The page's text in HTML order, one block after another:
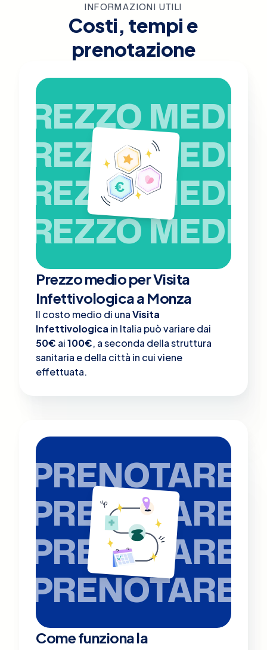
INFORMAZIONI UTILI
Costi, tempi e
prenotazione
PREZZO MEDIO
PREZZO MEDIO
PREZZO MEDIO
PREZZO MEDIO
Prezzo medio per Visita
Infettivologica a Monza
Il costo medio di unaVisita
Infettivologica in Italia può variare dai
50€ ai100€, a seconda della struttura
sanitaria e della città in cui viene
effettuata.
PRENOTARE
PRENOTARE
PRENOTARE
PRENOTARE
Come funziona la